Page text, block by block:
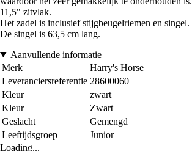
11,5" zitvlak.
Het zadel is inclusief stijgbeugelriemen en singel.
De singel is 63,5 cm lang.
Aanvullende informatie
Merk
Harry's Horse
Leveranciersreferentie 28600060
Kleur
zwart
Kleur
Zwart
Geslacht
Gemengd
Leeftijdsgroep
Junior
Loading...